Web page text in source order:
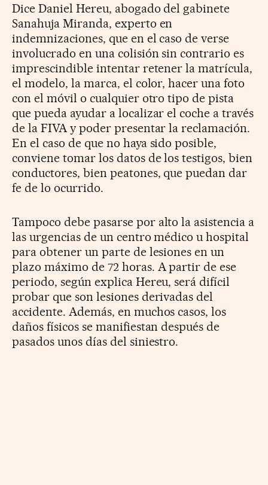
Dice Daniel Hereu, abogado del gabinete
Sanahuja Miranda, experto en
indemnizaciones, que en el caso de verse
involucrado en una colisión sin contrario es
imprescindible intentar retener la matrícula,
el modelo, la marca, el color, hacer una foto
con el móvil o cualquier otro tipo de pista
que pueda ayudar a localizar el coche a través
de la FIVA y poder presentar la reclamación.
En el caso de que no haya sido posible,
conviene tomar los datos de los testigos, bien
conductores, bien peatones, que puedan dar
fe de lo ocurrido.
Tampoco debe pasarse por alto la asistencia a
las urgencias de un centro médico u hospital
para obtener un parte de lesiones en un
plazo máximo de 72 horas. A partir de ese
periodo, según explica Hereu, será difícil
probar que son lesiones derivadas del
accidente. Además, en muchos casos, los
daños físicos se manifiestan después de
pasados unos días del siniestro.